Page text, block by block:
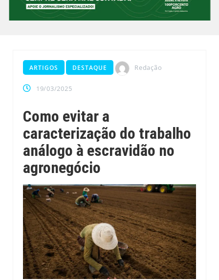
ARTIGOS DESTAQUE Redação
19/03/2025
Como evitar a
caracterização do trabalho
análogo à escravidão no
agronegócio